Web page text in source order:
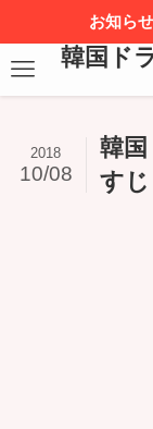
お知ら
韓国ド
韓
す
2018
10/08